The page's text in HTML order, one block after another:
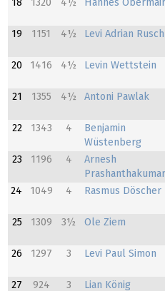
18 1320 4½ Hannes Obermair
19 1151 4½ Levi Adrian Rusch
20 1416 4½ Levin Wettstein
21 1355 4½ Antoni Pawlak
22 1343 4
Benjamin
Wüstenberg
23 1196 4
Arnesh
Prashanthakumar
24 1049 4 Rasmus Döscher
25 1309 3½ Ole Ziem
26 1297 3 Levi Paul Simon
27 924 3 Lian König